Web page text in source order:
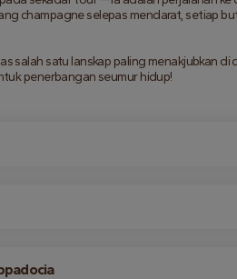
champagne selepas mendarat, setiap
salah satu lanskap paling menakjubkan di
penerbangan seumur hidup!